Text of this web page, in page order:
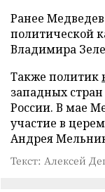
Ранее Медведев
политической
Владимира
Также политик
западных
России. В мае
участие в
Андрея
Текст: Алексей